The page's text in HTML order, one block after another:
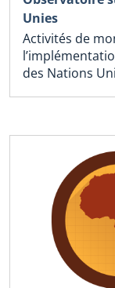
Unies
Activités de
des Nations